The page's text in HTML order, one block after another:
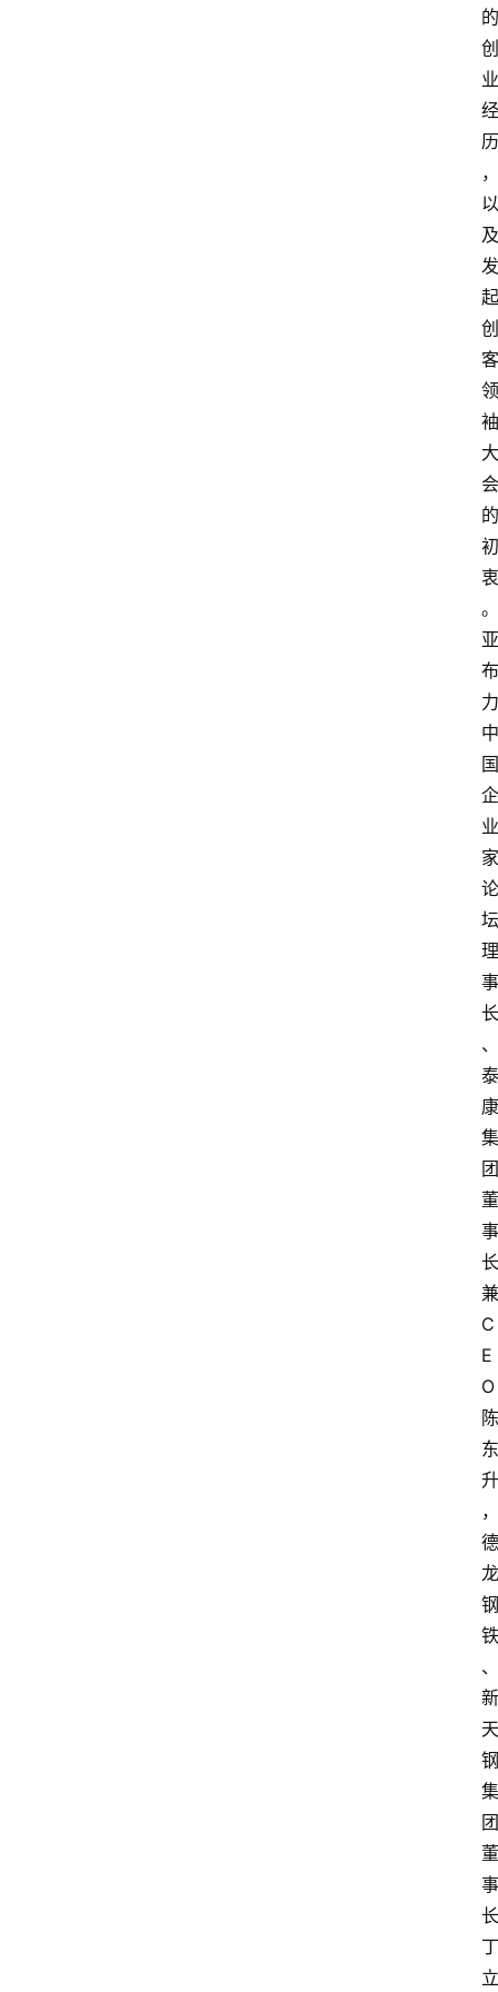
的
创
业
经
历
，
以
及
发
起
创
客
领
袖
大
会
的
初
衷
。
亚
布
力
中
国
企
业
家
论
坛
理
事
长
、
泰
康
集
团
董
事
长
兼
C
E
O
陈
东
升
，
德
龙
钢
铁
、
新
天
钢
集
团
董
事
长
丁
立